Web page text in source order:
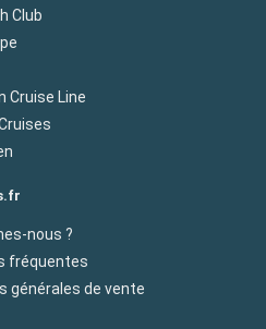
Club
Cruise Line
nous ?
fréquentes
générales de vente